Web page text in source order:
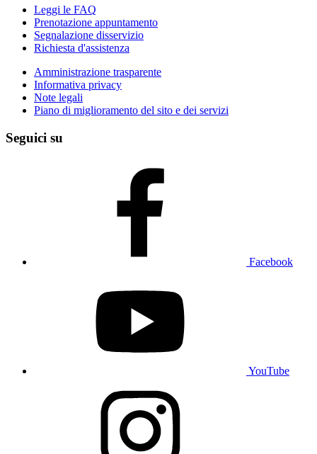
Leggi le FAQ
Prenotazione appuntamento
Segnalazione disservizio
Richiesta d'assistenza
Amministrazione trasparente
Informativa privacy
Note legali
Piano di miglioramento del sito e dei servizi
Seguici su
Facebook
YouTube